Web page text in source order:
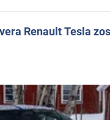
Renault Tesla